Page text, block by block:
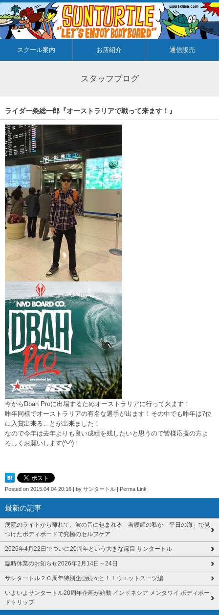
スクール案内 お店紹介 通信販売
スタッフブログ
ライダー粂総一郎『オーストラリアで戦って来ます！』
今からDbah Proに出場するためオーストラリアに行って来ます！
昨年同様でオーストラリアの有名な選手が出ます！その中でも昨年は7位
に入賞出来ることが出来ました！
なので今年は去年よりも良い成績を残したいと思うので皆様応援の方よ
ろしくお願いします(^-^)！
Posted on 2015.04.04 20:16 | by サンタートル | Perma Link
最新の記事
病院のライトから離れて、波の音に包まれる 看護師の私が「平日の海」で見
つけたボディボードで究極のセルフケア
2026年4月22日でついに20周年という大きな節目 サンタートル
臨時休業のお知らせ2026年2月14日～24日
サンタートル２０周年特別企画続々と！！ウエットスーツ編
いよいよサンタートル20周年企画が始動 インドネシア メンタワイ ボディボー
ドトリップ